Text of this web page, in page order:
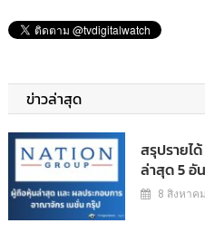
ข่าวล่าสุด
สรุปรายไ
ล่าสุด 5 อั
8 สิงหาค